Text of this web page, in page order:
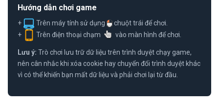
Hướng dẫn chơi game
+ Trên máy tính sử dụng
chuột trái để chơi.
+
Trên điện thoại chạm vào màn hình để chơi.
Lưu ý: Trò chơi lưu trữ dữ liệu trên trình duyệt chạy game,
nên cân nhắc khi xóa cookie hay chuyển đổi trình duyệt khác
vì có thể khiến bạn mất dữ liệu và phải chơi lại từ đầu.